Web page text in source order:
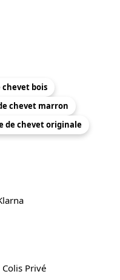
chevet bois
chevet marron
de chevet originale
Privé